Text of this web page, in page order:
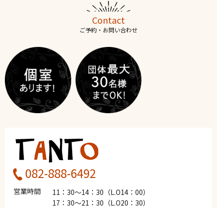
Contact
ご予約・お問い合わせ
082-888-6492
営業時間
11：30～14：30（L.O14：00）
17：30～21：30（L.O20：30）